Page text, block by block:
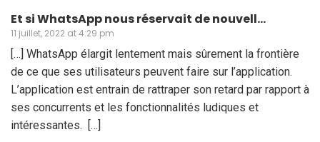
Et si WhatsApp nous réservait de nouvell...
11 juillet, 2022 at 4:29 pm
[…] WhatsApp élargit lentement mais sûrement la frontière
de ce que ses utilisateurs peuvent faire sur l’application.
L’application est entrain de rattraper son retard par rapport à
ses concurrents et les fonctionnalités ludiques et
intéressantes. […]